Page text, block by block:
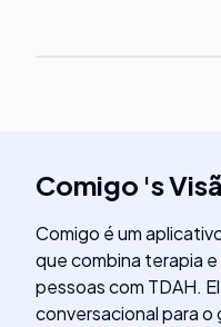
Comigo 's
Comigo é um
que combina terapia
pessoas com TDAH.
conversacional para